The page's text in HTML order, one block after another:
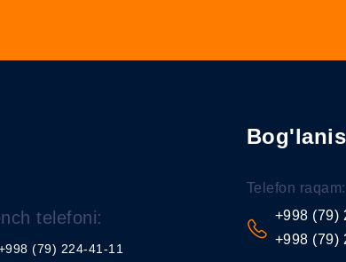
telefoni:
(79) 224-41-11
Telefon raqam:
+998 (79)
+998 (79)